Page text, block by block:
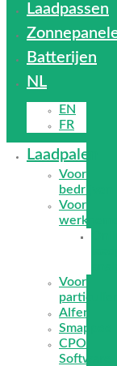
Laadpassen
Batterijen
NL
EN
FR
Laadpalen
Voor
bedrijven
Voor
Voor
Alfen
Smappee
CPO
Software